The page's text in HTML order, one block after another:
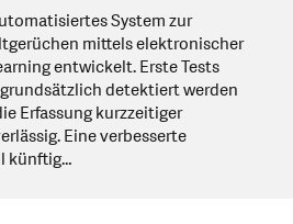
System zur
mittels elektronischer
entwickelt. Erste Tests
detektiert werden
Erfassung kurzzeitiger
Eine verbesserte
künftig…